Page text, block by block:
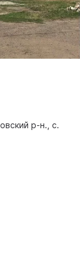
р-н., с.